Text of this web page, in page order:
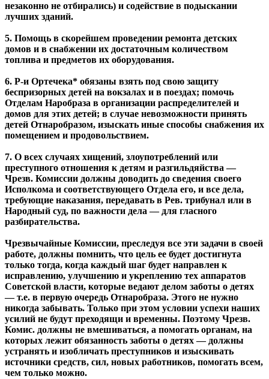
незаконно не отбирались) и содействие в подыскании
лучших зданий.
5. Помощь в скорейшем проведении ремонта детских
домов и в снабжении их достаточным количеством
топлива и предметов их оборудования.
6. Р-и Ортечека* обязаны взять под свою защиту
беспризорных детей на вокзалах и в поездах; помочь
Отделам Наробраза в организации распределителей и
домов для этих детей; в случае невозможности принять
детей Отнаробразом, изыскать иные способы снабжения их
помещением и продовольствием.
7. О всех случаях хищений, злоупотреблений или
преступного отношения к детям и разгильдяйства —
Чрезв. Комиссии должны доводить до сведения своего
Исполкома и соответствующего Отдела его, и все дела,
требующие наказания, передавать в Рев. трибунал или в
Народный суд, по важности дела — для гласного
разбирательства.
Чрезвычайные Комиссии, преследуя все эти задачи в своей
работе, должны помнить, что цель ее будет достигнута
только тогда, когда каждый шаг будет направлен к
исправлению, улучшению и укреплению тех аппаратов
Советской власти, которые ведают делом заботы о детях
— т.е. в первую очередь Отнаробраза. Этого не нужно
никогда забывать. Только при этом условии успехи наших
усилий не будут преходящи и временны. Поэтому Чрезв.
Комис. должны не вмешиваться, а помогать органам, на
которых лежит обязанность заботы о детях — должны
устранять и изобличать преступников и изыскивать
источники средств, сил, новых работников, помогать всем,
чем только можно.